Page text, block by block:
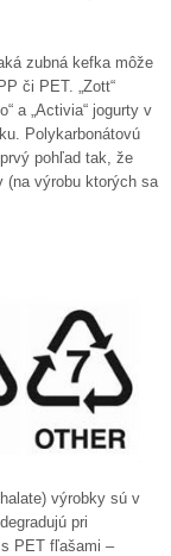
zubná kefka môže
či PET. „Zott“
a „Activia“ jogurty v
Polykarbonátovú
pohľad tak, že
(na výrobu ktorých sa
výrobky sú v
pri
PET fľašami –